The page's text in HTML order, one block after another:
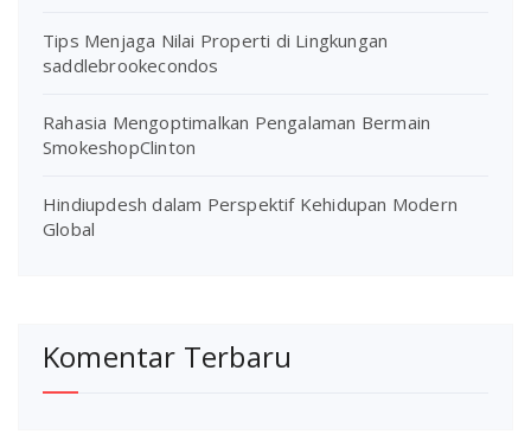
Tips Menjaga Nilai Properti di Lingkungan
saddlebrookecondos
Rahasia Mengoptimalkan Pengalaman Bermain
SmokeshopClinton
Hindiupdesh dalam Perspektif Kehidupan Modern
Global
Komentar Terbaru